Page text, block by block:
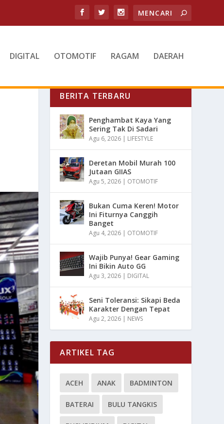
DIGITAL OTOMOTIF RAGAM DAERAH
BERITA TERBARU
Penghambat Kaya Yang
Sering Tak Di Sadari
Agu 6, 2026 | LIFESTYLE
Deretan Mobil Murah 100
Jutaan GIIAS
Agu 5, 2026 | OTOMOTIF
Bukan Cuma Keren! Motor
Ini Fiturnya Canggih
Banget
Agu 4, 2026 | OTOMOTIF
Wajib Punya! Gear Gaming
Ini Bikin Auto GG
Agu 3, 2026 | DIGITAL
Seni Toleransi: Sikapi Beda
Karakter Dengan Tepat
Agu 2, 2026 | NEWS
ARTIKEL TAG
ACEH ANAK BADMINTON
BATERAI BULU TANGKIS